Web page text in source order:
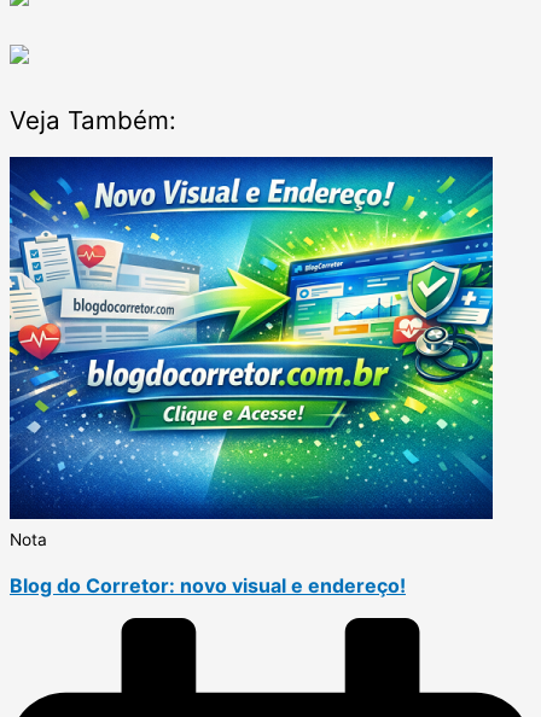
Veja Também:
Nota
Blog do Corretor: novo visual e endereço!